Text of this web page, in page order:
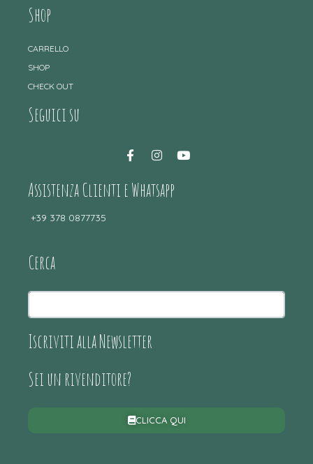
Shop
CARRELLO
SHOP
CHECK OUT
Seguici su
Assistenza Clienti e Whatsapp
+39 378 0877735
Cerca
Iscriviti alla Newsletter
Sei un rivenditore?
CLICCA QUI